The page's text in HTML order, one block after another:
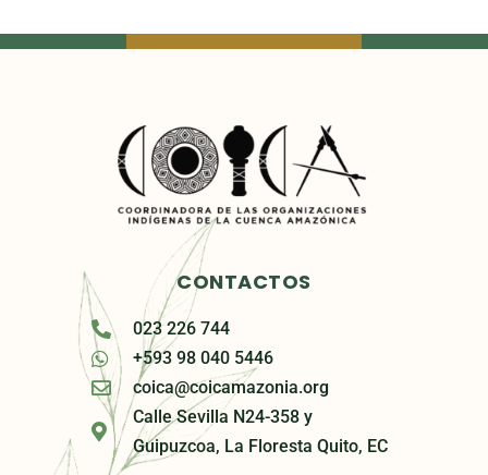
CONTACTOS
023 226 744
+593 98 040 5446
coica@coicamazonia.org
Calle Sevilla N24-358 y
Guipuzcoa, La Floresta Quito, EC